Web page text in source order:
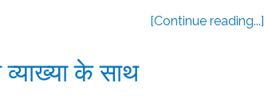
[Continue reading...]
व्याख्या के साथ